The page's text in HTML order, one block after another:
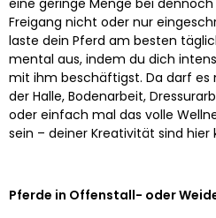
Freigang nicht oder nur
laste dein Pferd am besten
mental aus, indem du dich
mit ihm beschäftigst. Da darf es
der Halle, Bodenarbeit,
oder einfach mal das volle
sein – deiner Kreativität sind hier
Pferde in Offenstall- oder